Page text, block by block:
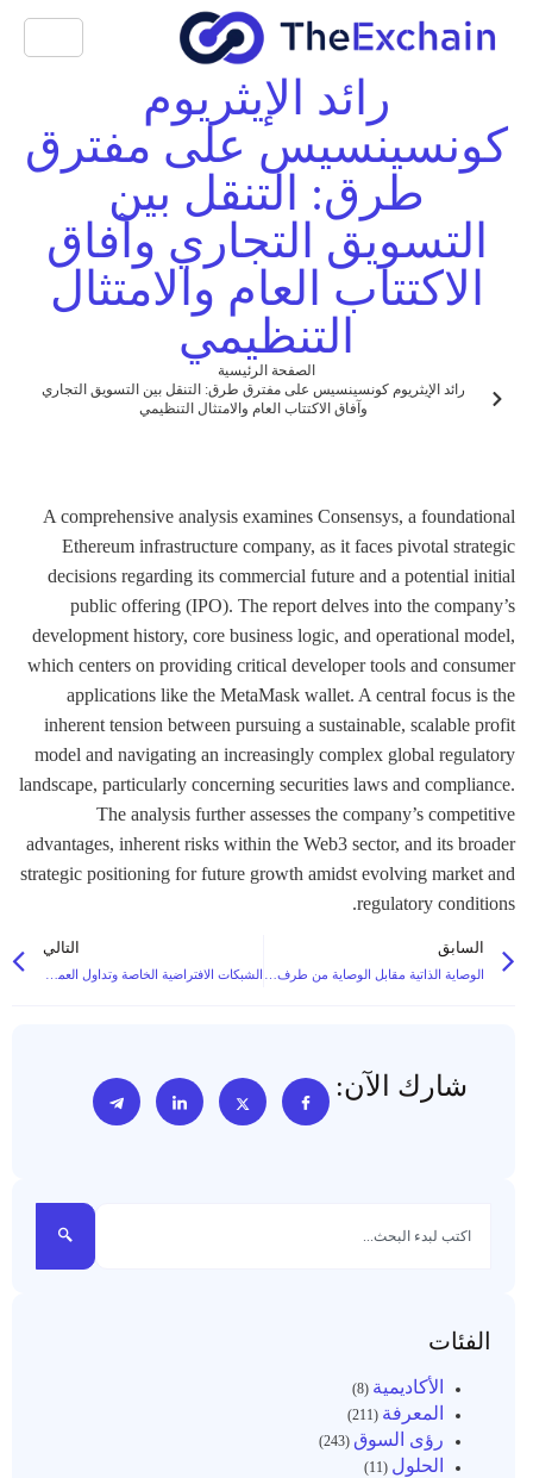
رائد الإيثريوم
كونسينسيس على مفترق
طرق: التنقل بين
التسويق التجاري وآفاق
الاكتتاب العام والامتثال
التنظيمي
الصفحة الرئيسية
رائد الإيثريوم كونسينسيس على مفترق طرق: التنقل بين التسويق التجاري
وآفاق الاكتتاب العام والامتثال التنظيمي
A comprehensive analysis examines Consensys, a foundational
Ethereum infrastructure company, as it faces pivotal strategic
decisions regarding its commercial future and a potential initial
public offering (IPO). The report delves into the company’s
development history, core business logic, and operational model,
which centers on providing critical developer tools and consumer
applications like the MetaMask wallet. A central focus is the
inherent tension between pursuing a sustainable, scalable profit
model and navigating an increasingly complex global regulatory
landscape, particularly concerning securities laws and compliance.
The analysis further assesses the company’s competitive
advantages, inherent risks within the Web3 sector, and its broader
strategic positioning for future growth amidst evolving market and
regulatory conditions.
السابق
الوصاية الذاتية مقابل الوصاية من طرف ثالث: الإيجابيات والسلبيات للأصول الكبيرة
التالي
الشبكات الافتراضية الخاصة وتداول العملات الرقمية: لماذا يجب عليك تأمين اتصالك
شارك الآن:
الفئات
الأكاديمية(8)
المعرفة(211)
رؤى السوق (243)
الحلول (11)